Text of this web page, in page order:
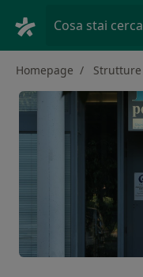
Cosa stai
Homepage Strutture